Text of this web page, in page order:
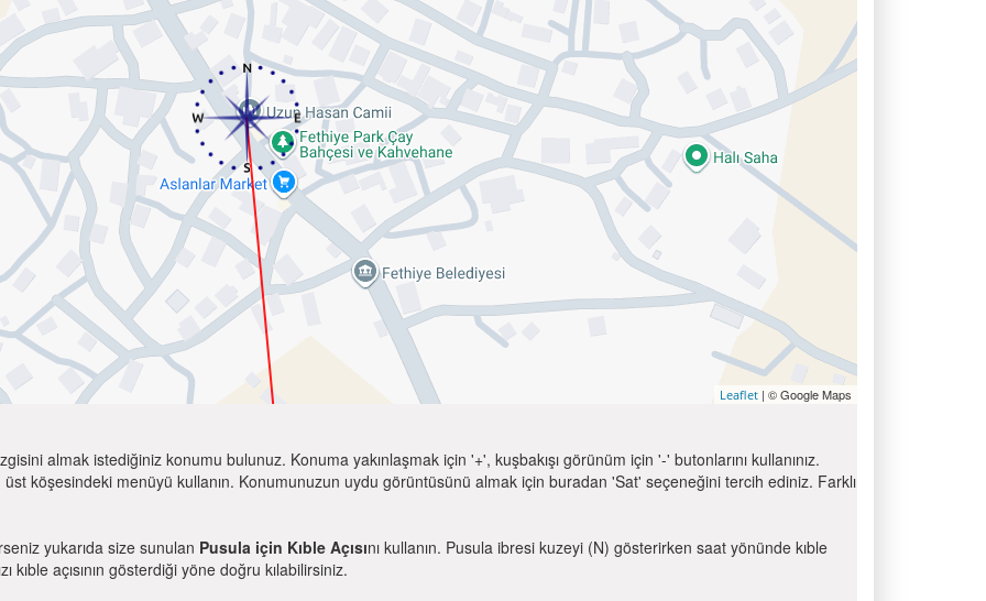
Leaflet | © Google Maps
almak istediğiniz konumu bulunuz. Konuma yakınlaşmak için '+', kuşbakışı görünüm için '-' butonlarını kullanınız.
köşesindeki menüyü kullanın. Konumunuzun uydu görüntüsünü almak için buradan 'Sat' seçeneğini tercih ediniz. Farklı
yukarıda size sunulan Pusula için Kıble Açısını kullanın. Pusula ibresi kuzeyi (N) gösterirken saat yönünde kıble
kıble açısının gösterdiği yöne doğru kılabilirsiniz.